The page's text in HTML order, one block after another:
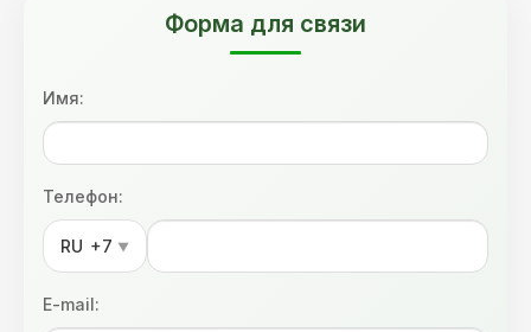
Форма для связи
Имя:
Телефон:
RU +7 ▼
E-mail: